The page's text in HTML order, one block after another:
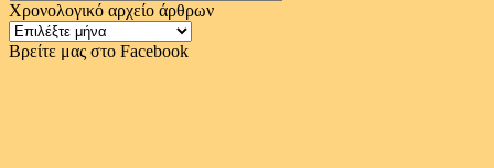
Χρονολογικό αρχείο άρθρων
Χρονολογικό
αρχείο
Βρείτε μας στο Facebook